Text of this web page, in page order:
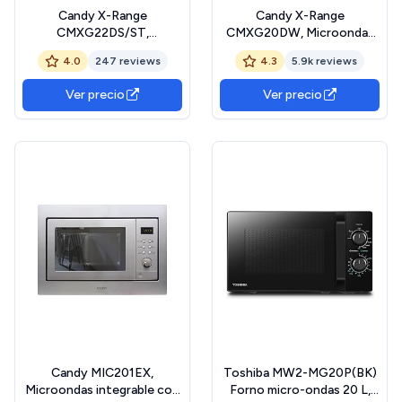
Candy X-Range
CMXG22DS/ST,
Microondas con Grill, 22L,
1250W, 5 Niveles, Digital,
40 Programas, Bloqueo,
Plato 25,5CM, Grill Rack,
Accesorio Vapor, Express
4.0 247 reviews
Ver precio
Candy X-Range
CMXG20DW, Microondas
con Grill, 20L, 1050W, 5
Niveles Potencia, Digital,
40 Programas, Bloqueo
Seguridad, Plato 25,5CM,
Grill Rack, Express Cooking,
4.3 5.9k reviews
Ver precio
Candy MIC201EX,
Microondas integrable con
Toshiba MW2-MG20P(BK)
Forno micro-ondas 20 L,